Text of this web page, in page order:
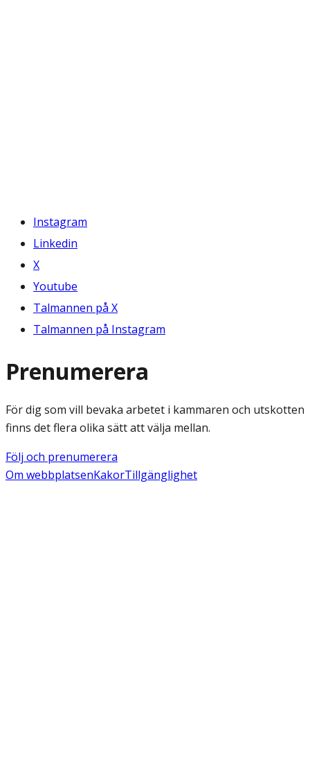
Instagram
Linkedin
X
Youtube
Talmannen på X
Talmannen på Instagram
Prenumerera
För dig som vill bevaka arbetet i kammaren och utskotten
finns det flera olika sätt att välja mellan.
Följ och prenumerera
Om webbplatsenKakorTillgänglighet